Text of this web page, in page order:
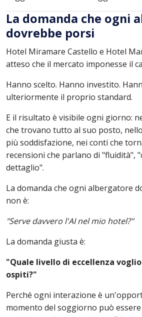
La domanda che ogni
dovrebbe porsi
Hotel Miramare Castello e Hotel
atteso che il mercato imponesse il
Hanno scelto. Hanno investito.
ulteriormente il proprio standard.
E il risultato è visibile ogni giorno:
che trovano tutto al suo posto,
più soddisfazione, nei conti che
recensioni che parlano di "fluidità",
dettaglio".
La domanda che ogni albergatore
non è:
"Serve davvero l'AI nel mio hotel?"
La domanda giusta è:
"Quale livello di eccellenza
ospiti?"
Perché ogni interazione è
momento del soggiorno può